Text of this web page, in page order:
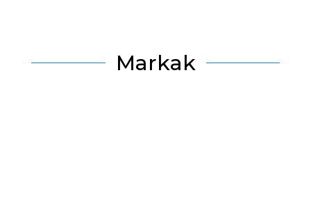
Markak